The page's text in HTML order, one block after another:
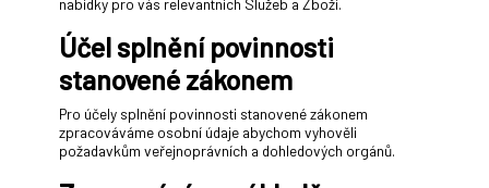
nabídky pro vás relevantních Služeb a Zboží.
Účel splnění povinnosti
stanovené zákonem
Pro účely splnění povinnosti stanovené zákonem
zpracováváme osobní údaje abychom vyhověli
požadavkům veřejnoprávních a dohledových orgánů.